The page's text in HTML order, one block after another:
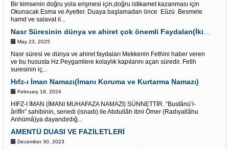
Bir kimsenin doğru yola erişmesi için,doğru istikamet kazanması için
Okunacak Esma ve Ayetler. Duaya başlamadan önce Eûzü Besmele
hamd ve salavat il...
May 23, 2025
Nasr süresi ve dünya ve ahiret faydaları Mekkenin Fethini haber veren
ve bu hususta Hz.Peygamlere kolaylık kapılarını açan süredir. Fetih
suresinin iç...
Hıfz-ı İman Namazı(İmanı Koruma ve Kurtarma Namazı)
February 18, 2024
HIFZ-I İMAN (İMANI MUHAFAZA NAMAZI) SÜNNETTİR. “Bustânü’l-
ârifîn” sahibinin, senedi (isnadı) ile Abdullâh ibni Ömer (Radıyallâhu
Anhümâ)ya dayandırdığ...
AMENTÜ DUASI VE FAZİLETLERİ
December 30, 2023